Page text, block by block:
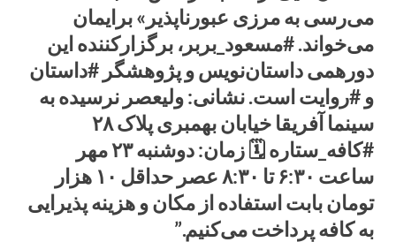
می‌رسی به مرزی عبورناپذیر» برایمان
می‌خواند. #مسعود_بربر، برگزارکننده این
دورهمی داستان‌نویس و پژوهشگر #داستان
و #روایت است. نشانی: ولیعصر نرسیده به
سینما آفریقا خیابان بهمبری پلاک ۲۸
#کافه_ستاره 🗓 زمان: دوشنبه ۲۳ مهر
ساعت ۶:۳۰ تا ۸:۳۰ عصر حداقل ۱۰ هزار
تومان بابت استفاده از مکان و هزینه پذیرایی
به کافه پرداخت می‌کنیم.”